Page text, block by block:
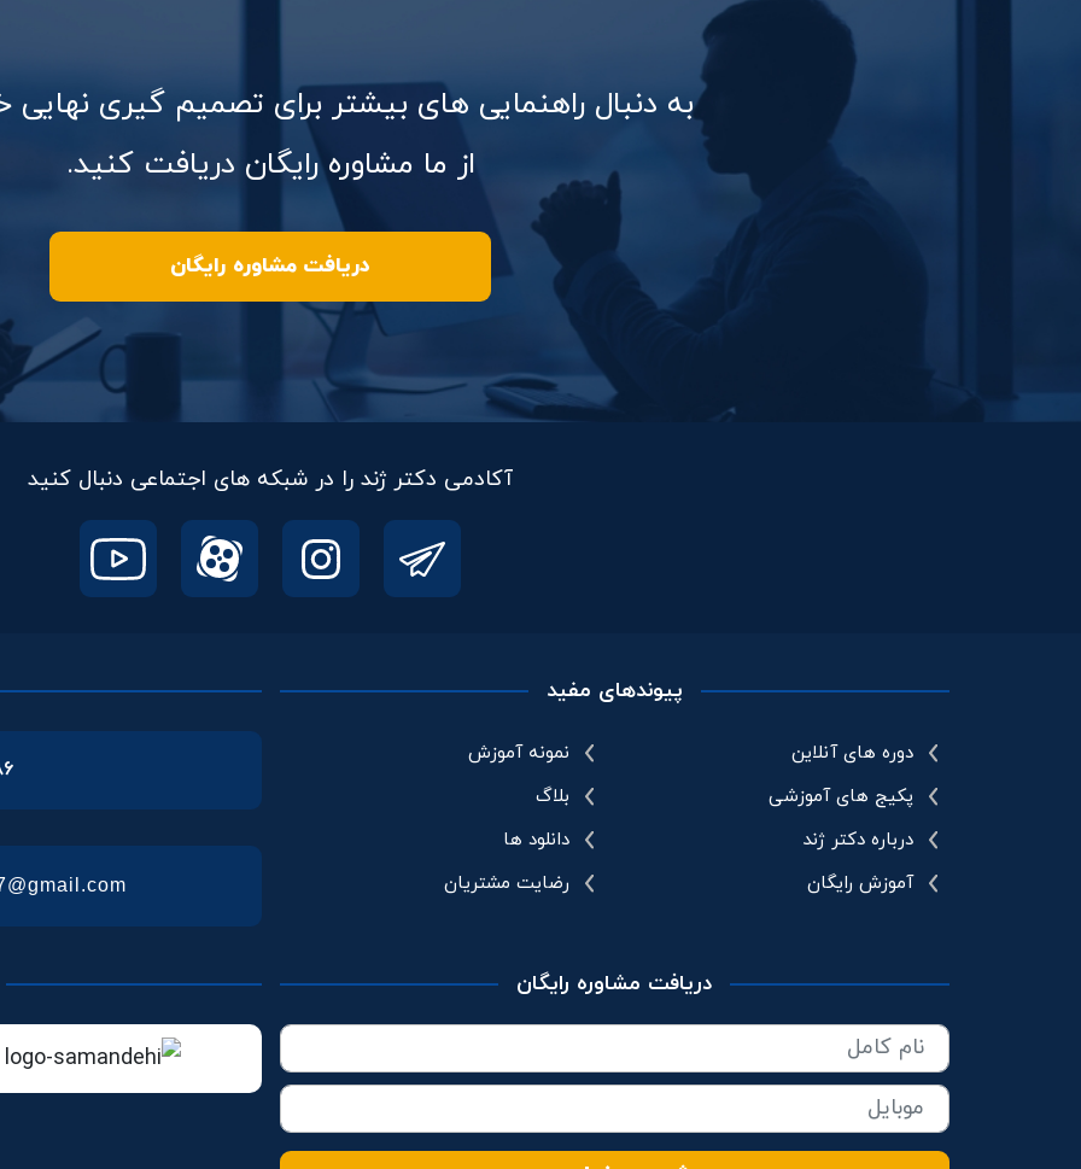
به دنبال راهنمایی های بیشتر برای تصمیم گیری
از ما مشاوره رایگان دریافت کنید.
دریافت مشاوره رایگان
آکادمی دکتر ژند را در شبکه های اجتماعی دنبال کنید
پیوندهای مفید
دوره های آنلاین
پکیج های آموزشی
درباره دکتر ژند
آموزش رایگان
نمونه آموزش
بلاگ
دانلود ها
رضایت مشتریان
دریافت مشاوره رایگان